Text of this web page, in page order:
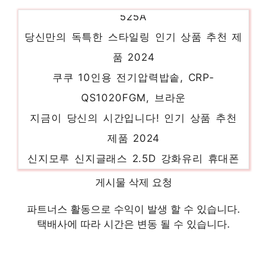
525A
액정보호필름, 4개입
제한된 시간, 무한한 가치 인기 상품 추천 제
품 2024
LG 퓨리케어 360도 공기청정기 Hit 화이트
게시물 삭제 요청
파트너스 활동으로 수익이 발생 할 수 있습니다.
택배사에 따라 시간은 변동 될 수 있습니다.